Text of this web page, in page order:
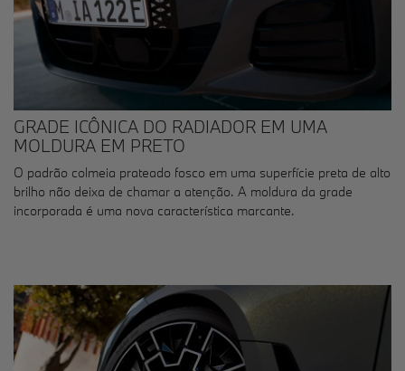
GRADE ICÔNICA DO RADIADOR EM UMA
MOLDURA EM PRETO
O padrão colmeia prateado fosco em uma superfície preta de alto
brilho não deixa de chamar a atenção. A moldura da grade
incorporada é uma nova característica marcante.